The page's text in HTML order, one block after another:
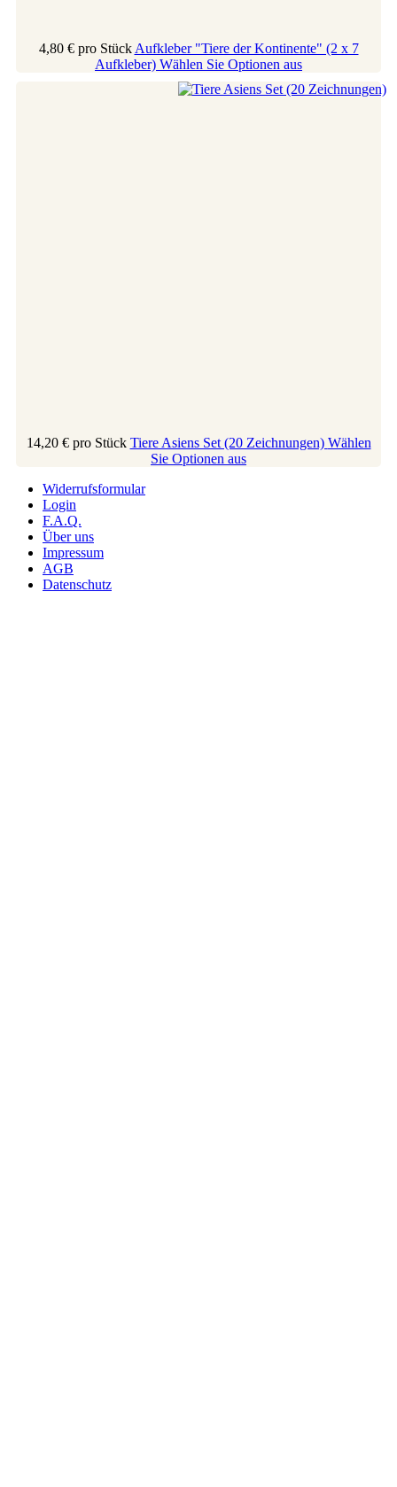
4,80 € pro Stück Aufkleber "Tiere der Kontinente" (2 x 7
Aufkleber) Wählen Sie Optionen aus
14,20 € pro Stück Tiere Asiens Set (20 Zeichnungen) Wählen
Sie Optionen aus
Widerrufsformular
Login
F.A.Q.
Über uns
Impressum
AGB
Datenschutz